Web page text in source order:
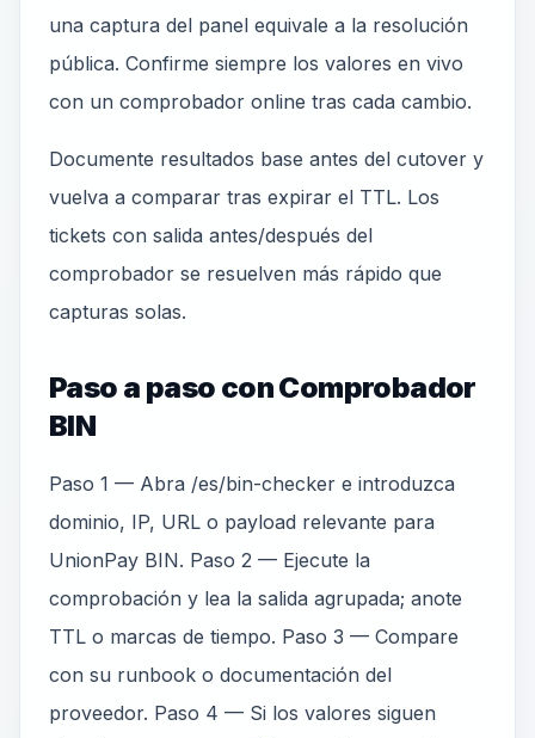
una captura del panel equivale a la resolución
pública. Confirme siempre los valores en vivo
con un comprobador online tras cada cambio.
Documente resultados base antes del cutover y
vuelva a comparar tras expirar el TTL. Los
tickets con salida antes/después del
comprobador se resuelven más rápido que
capturas solas.
Paso a paso con Comprobador
BIN
Paso 1 — Abra /es/bin-checker e introduzca
dominio, IP, URL o payload relevante para
UnionPay BIN. Paso 2 — Ejecute la
comprobación y lea la salida agrupada; anote
TTL o marcas de tiempo. Paso 3 — Compare
con su runbook o documentación del
proveedor. Paso 4 — Si los valores siguen